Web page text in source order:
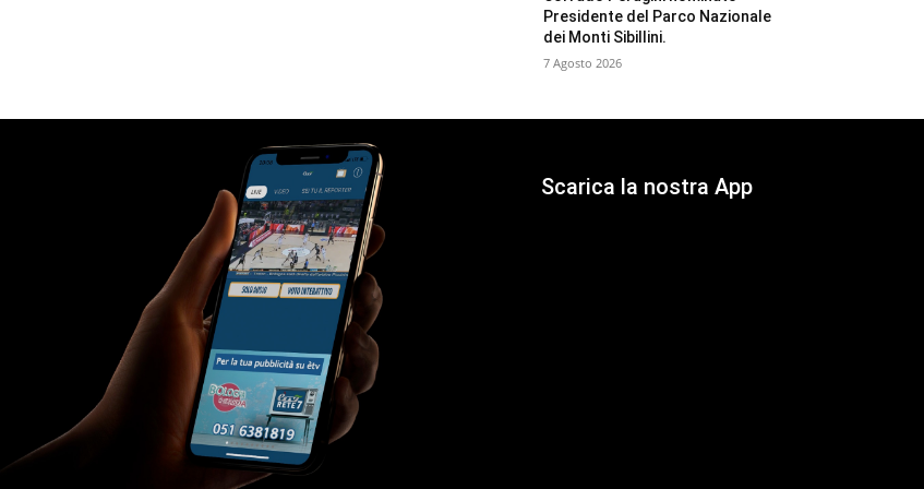
Presidente del Parco Nazionale
dei Monti Sibillini.
7 Agosto 2026
Scarica la nostra App